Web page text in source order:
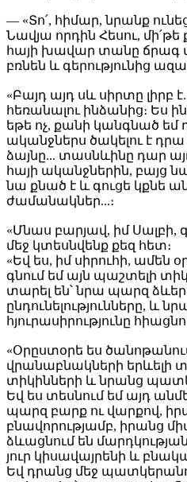
— «Տո՛, հիմար, նրանք
Նավյա որդին Հեսու,
հայի խավար տանը ճրագ
բռնեն և գերությունից
«Բայդ այդ սև սիրտը լիրբ
հեռանալու ինձանից։ Ես
եթե ոչ, քանի կանգնած եմ
ականջներս ծակելու է
ձայնը... տասնևինը դար
հայի ականջներին, բայց նա
նա քնած է և գուցե կքնե
ժամանակներ...։
«Մնաս բարյավ, իմ Սալբի,
մեջ կտեսնվենք քեզ հետ։
«Եվ ես, իմ սիրուհի, ամեն
գնում եմ այն պաշտելի
տարել են՝ նրա պարզ
ընդունելությունները, և
հյուրասիրությունը
«Օրըստօրե ես
վրանաբնակների երևելի
տիկինների և նրանց
Եվ ես տեսնում եմ այդ
պարզ բարք ու վարքով,
բնավորությամբ, իրանց
ձևացնում են
յուր կիսավայրենի և
Եվ դրանց մեջ